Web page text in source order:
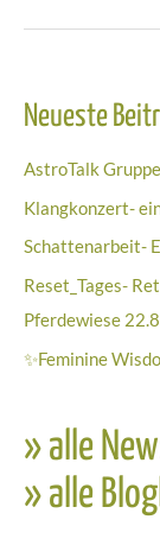
Neueste
AstroTalk
Klangkonzert-
Schattenarbeit-
Reset_Tages-
Pferdewiese
✨Feminine
» alle
» alle